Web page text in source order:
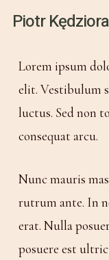
content
Piotr Kędziora
Lorem ipsum
elit. Vestibulum
luctus. Sed non
consequat arcu.
Nunc mauris
rutrum ante. In
erat. Nulla
posuere est